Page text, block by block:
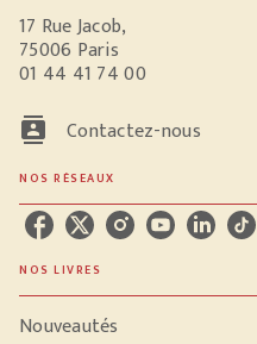
17 Rue Jacob,
75006 Paris
01 44 41 74 00
contacts Contactez-nous
NOS RÉSEAUX
NOS LIVRES
Nouveautés